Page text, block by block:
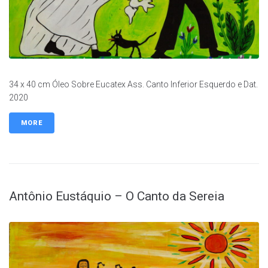
34 x 40 cm Óleo Sobre Eucatex Ass. Canto Inferior Esquerdo e Dat.
2020
MORE
Antônio Eustáquio – O Canto da Sereia